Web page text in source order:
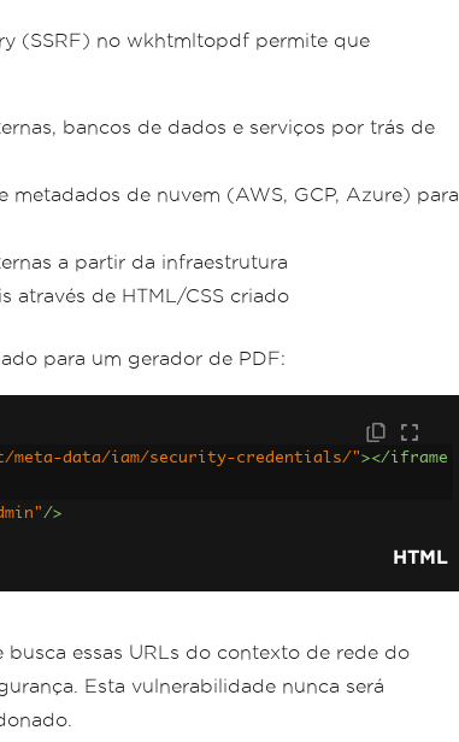
(SSRF) no wkhtmltopdf permite que
bancos de dados e serviços por trás de
metadados de nuvem (AWS, GCP, Azure) para
a partir da infraestrutura
através de HTML/CSS criado
para um gerador de PDF:
meta-data/iam/security-credentials/"></iframe
/>
HTML
essas URLs do contexto de rede do
Esta vulnerabilidade nunca será